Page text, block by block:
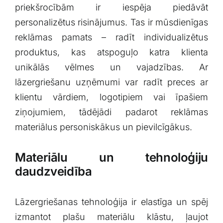
priekšrocībām ir iespēja ⁤piedāvāt
personalizētus risinājumus. Tas ir mūsdienīgas
⁤reklāmas pamats – radīt individualizētus
produktus, kas atspoguļo katra ⁣klienta
unikālās vēlmes un‍ vajadzības.​ Ar
lāzergriešanu uzņēmumi var radīt preces ar
klientu vārdiem, logotipiem vai‌ īpašiem
ziņojumiem, tādējādi padarot reklāmas
materiālus personiskākus un pievilcīgākus.
Materiālu un ⁣tehnoloģiju
daudzveidība
Lāzergriešanas tehnoloģija⁢ ir elastīga un spēj
izmantot plašu materiālu klāstu,⁢ ļaujot‌